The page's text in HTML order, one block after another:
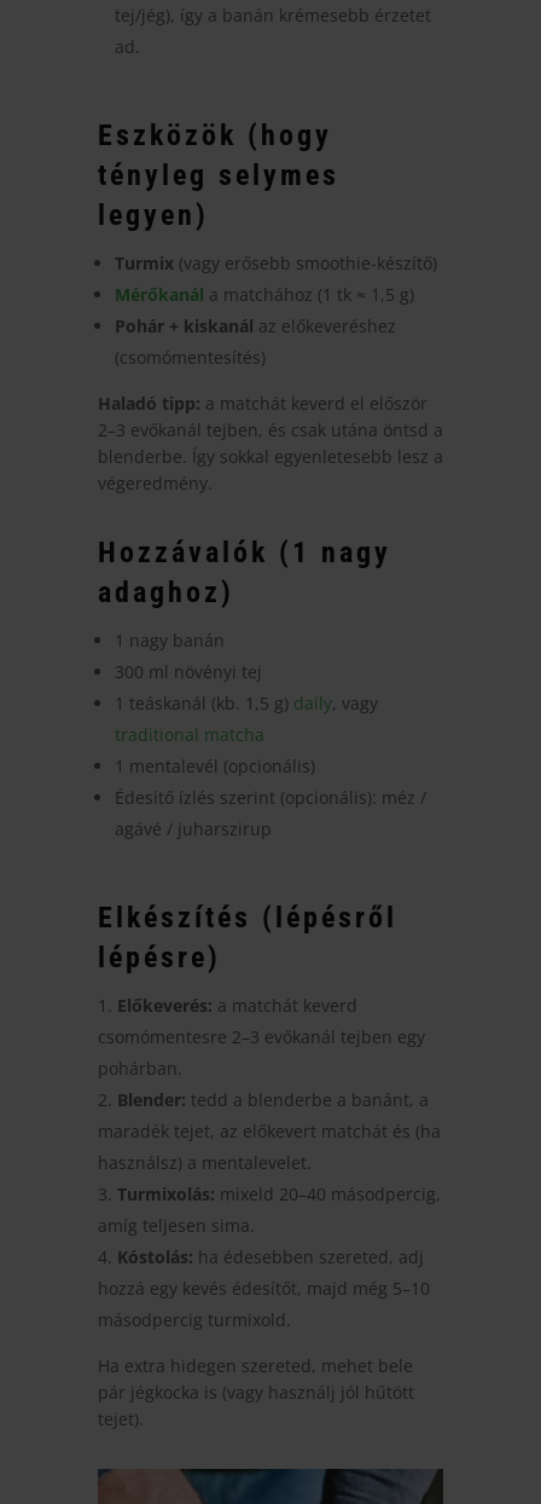
tej/jég), így a banán krémesebb érzetet
ad.
Eszközök (hogy
tényleg selymes
legyen)
Turmix (vagy erősebb smoothie-készítő)
Mérőkanál a matchához (1 tk ≈ 1,5 g)
Pohár + kiskanál az előkeveréshez
(csomómentesítés)
Haladó tipp: a matchát keverd el először
2–3 evőkanál tejben, és csak utána öntsd a
blenderbe. Így sokkal egyenletesebb lesz a
végeredmény.
Hozzávalók (1 nagy
adaghoz)
1 nagy banán
300 ml növényi tej
1 teáskanál (kb. 1,5 g) daily, vagy
traditional matcha
1 mentalevél (opcionális)
Édesítő ízlés szerint (opcionális): méz /
agávé / juharszirup
Elkészítés (lépésről
lépésre)
Előkeverés: a matchát keverd
csomómentesre 2–3 evőkanál tejben egy
pohárban.
Blender: tedd a blenderbe a banánt, a
maradék tejet, az előkevert matchát és (ha
használsz) a mentalevelet.
Turmixolás: mixeld 20–40 másodpercig,
amíg teljesen sima.
Kóstolás: ha édesebben szereted, adj
hozzá egy kevés édesítőt, majd még 5–10
másodpercig turmixold.
Ha extra hidegen szereted, mehet bele
pár jégkocka is (vagy használj jól hűtött
tejet).